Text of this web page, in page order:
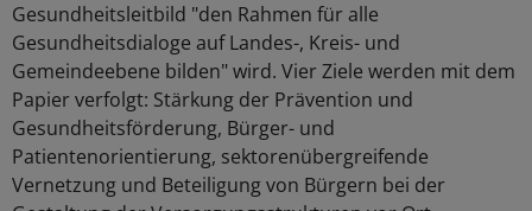
Gesundheitsleitbild "den Rahmen für alle
Gesundheitsdialoge auf Landes-, Kreis- und
Gemeindeebene bilden" wird. Vier Ziele werden mit dem
Papier verfolgt: Stärkung der Prävention und
Gesundheitsförderung, Bürger- und
Patientenorientierung, sektorenübergreifende
Vernetzung und Beteiligung von Bürgern bei der